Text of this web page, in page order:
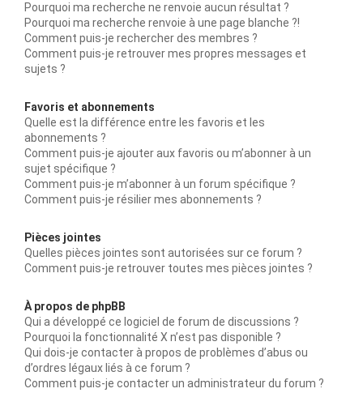
Pourquoi ma recherche ne renvoie aucun résultat ?
Pourquoi ma recherche renvoie à une page blanche ?!
Comment puis-je rechercher des membres ?
Comment puis-je retrouver mes propres messages et
sujets ?
Favoris et abonnements
Quelle est la différence entre les favoris et les
abonnements ?
Comment puis-je ajouter aux favoris ou m’abonner à un
sujet spécifique ?
Comment puis-je m’abonner à un forum spécifique ?
Comment puis-je résilier mes abonnements ?
Pièces jointes
Quelles pièces jointes sont autorisées sur ce forum ?
Comment puis-je retrouver toutes mes pièces jointes ?
À propos de phpBB
Qui a développé ce logiciel de forum de discussions ?
Pourquoi la fonctionnalité X n’est pas disponible ?
Qui dois-je contacter à propos de problèmes d’abus ou
d’ordres légaux liés à ce forum ?
Comment puis-je contacter un administrateur du forum ?